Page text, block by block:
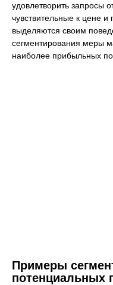
удовлетворить запросы
чувствительные к цене
выделяются своим
сегментирования меры
наиболее прибыльных
Примеры
потенциальных